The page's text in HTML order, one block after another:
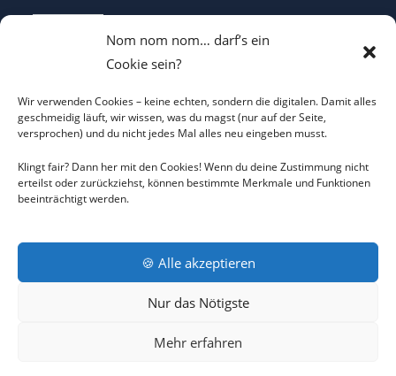
Nom nom nom… darf’s ein
Cookie sein?
Wir verwenden Cookies – keine echten, sondern die digitalen. Damit alles
geschmeidig läuft, wir wissen, was du magst (nur auf der Seite,
versprochen) und du nicht jedes Mal alles neu eingeben musst.
Klingt fair? Dann her mit den Cookies! Wenn du deine Zustimmung nicht
erteilst oder zurückziehst, können bestimmte Merkmale und Funktionen
beeinträchtigt werden.
🍪 Alle akzeptieren
Nur das Nötigste
Mehr erfahren
Bestickte Statement-Kappe
€29,90
Make Belgium Great Again Pet - Bestickte
Cap
Make Greece Great Again καπέλο -
€29,90
DATENSCHUTZERKLÄRUNG
RÜCKNAHMEBEDINGUNGEN